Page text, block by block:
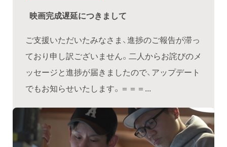
映画完成遅延につきまして
ご支援いただいたみなさま、進捗のご報告が滞っ
ており申し訳ございません。二人からお詫びのメ
ッセージと進捗が届きましたので、アップデート
でもお知らせいたします。＝＝＝...